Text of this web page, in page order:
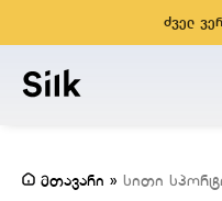
ძველ
მთავარი » სითი